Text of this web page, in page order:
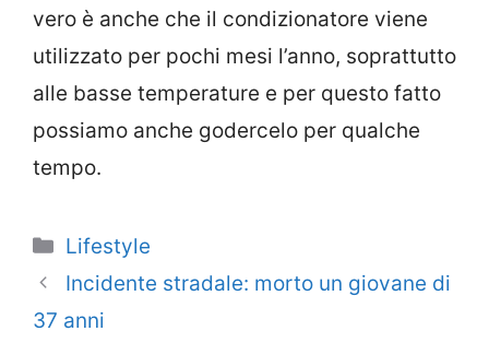
vero è anche che il condizionatore viene
utilizzato per pochi mesi l’anno, soprattutto
alle basse temperature e per questo fatto
possiamo anche godercelo per qualche
tempo.
Categorie
Lifestyle
Incidente stradale: morto un giovane di
37 anni